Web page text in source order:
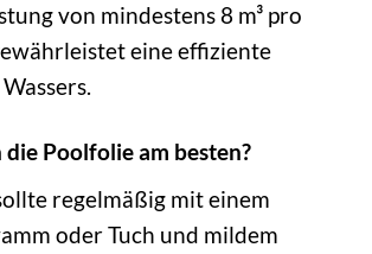
von mindestens 8 m³ pro
eine effiziente
Poolfolie am besten?
regelmäßig mit einem
oder Tuch und mildem